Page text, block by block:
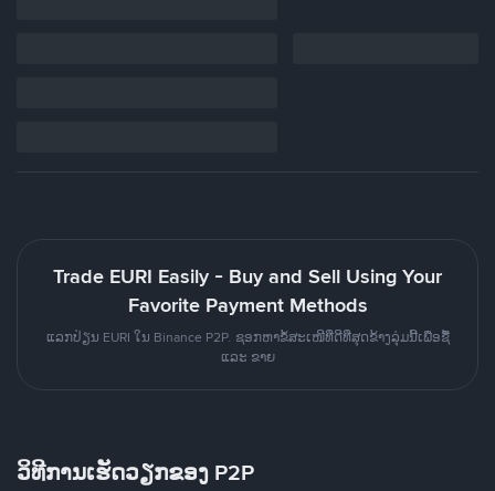
Trade EURI Easily - Buy and Sell Using Your
Favorite Payment Methods
ແລກປ່ຽນ EURI ໃນ Binance P2P. ຊອກຫາຂໍ້ສະເໜີທີ່ດີທີ່ສຸດຂ້າງລຸ່ມນີ້ເພື່ອຊື້
ແລະ ຂາຍ
ວິທີການເຮັດວຽກຂອງ P2P